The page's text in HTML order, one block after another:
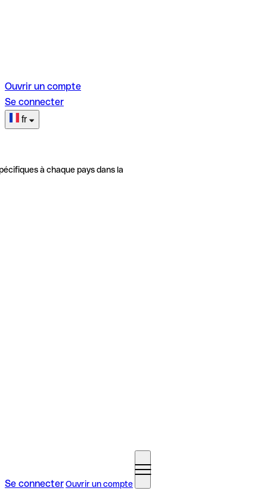
Ouvrir un compte
Se connecter
fr
à chaque pays dans la
Se connecterOuvrir un compte